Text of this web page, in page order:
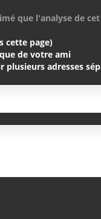
que l'analyse de
cette page)
de votre ami
plusieurs adresses